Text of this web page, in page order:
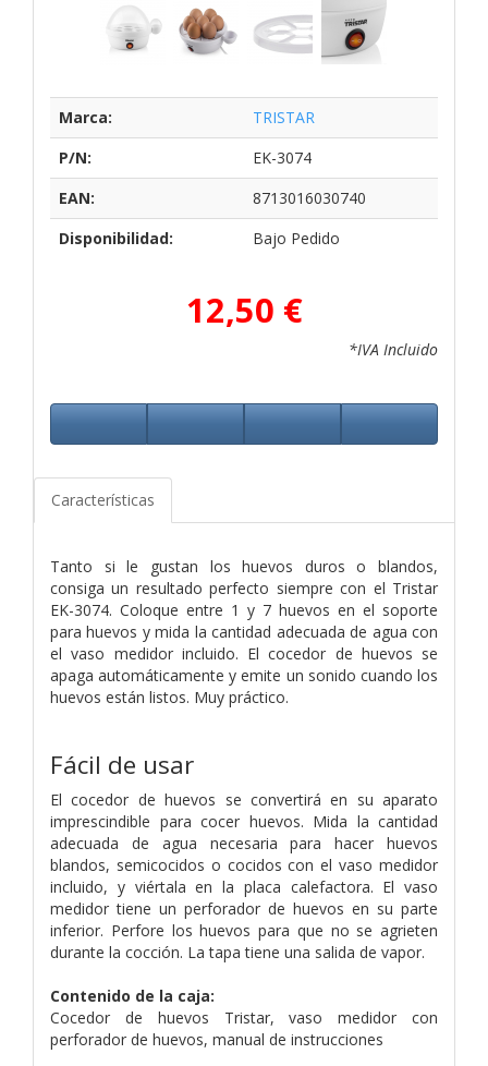
Marca:
TRISTAR
P/N:
EK-3074
EAN:
8713016030740
Disponibilidad:
Bajo Pedido
12,50 €
*IVA Incluido
Características
Tanto si le gustan los huevos duros o blandos,
consiga un resultado perfecto siempre con el Tristar
EK-3074. Coloque entre 1 y 7 huevos en el soporte
para huevos y mida la cantidad adecuada de agua con
el vaso medidor incluido. El cocedor de huevos se
apaga automáticamente y emite un sonido cuando los
huevos están listos. Muy práctico.
Fácil de usar
El cocedor de huevos se convertirá en su aparato
imprescindible para cocer huevos. Mida la cantidad
adecuada de agua necesaria para hacer huevos
blandos, semicocidos o cocidos con el vaso medidor
incluido, y viértala en la placa calefactora. El vaso
medidor tiene un perforador de huevos en su parte
inferior. Perfore los huevos para que no se agrieten
durante la cocción. La tapa tiene una salida de vapor.
Contenido de la caja:
Cocedor de huevos Tristar, vaso medidor con
perforador de huevos, manual de instrucciones